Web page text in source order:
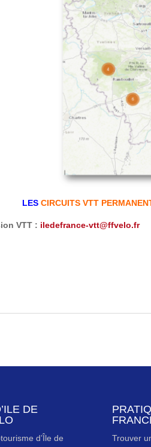
LES CIRCUITS VTT
VTT : iledefrance-vtt@ffvelo.fr
DE
d’Île de Trouver